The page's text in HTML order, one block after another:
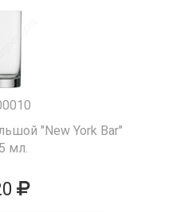
"New York Bar"
мл.